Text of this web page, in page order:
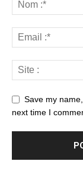
Save my
next time I